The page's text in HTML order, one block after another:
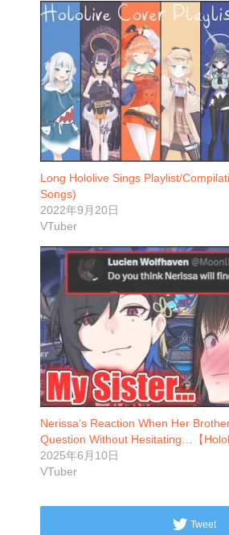
Long Hololive Sings Playlist/
Songs)
2022年9月20日
VTuber
Nerissa’s Reaction When Her
Question Without Hesitating…【
2025年6月10日
VTuber
Tweet